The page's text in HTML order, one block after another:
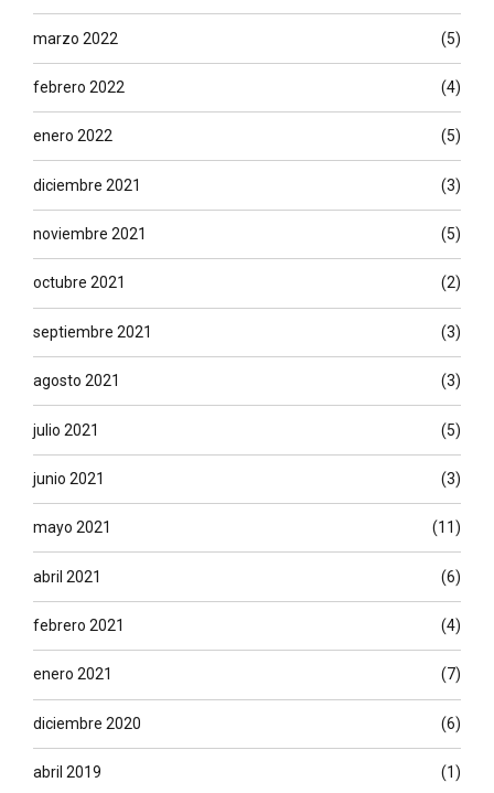
marzo 2022 (5)
febrero 2022 (4)
enero 2022 (5)
diciembre 2021 (3)
noviembre 2021 (5)
octubre 2021 (2)
septiembre 2021 (3)
agosto 2021 (3)
julio 2021 (5)
junio 2021 (3)
mayo 2021 (11)
abril 2021 (6)
febrero 2021 (4)
enero 2021 (7)
diciembre 2020 (6)
abril 2019 (1)